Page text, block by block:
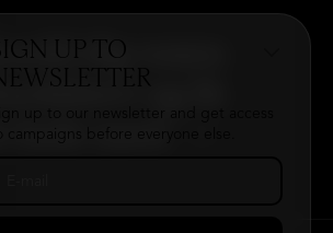
UP TO
dig vores
og få